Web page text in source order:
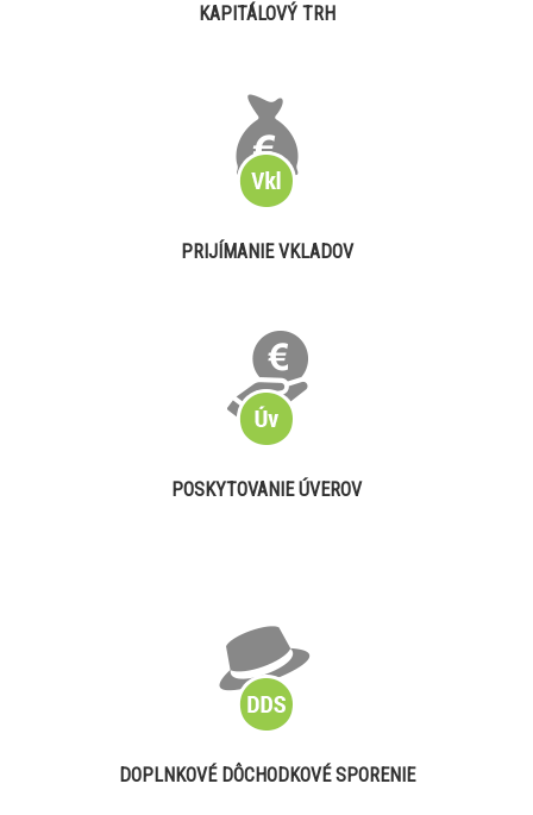
KAPITÁLOVÝ TRH
PRIJÍMANIE VKLADOV
POSKYTOVANIE ÚVEROV
DOPLNKOVÉ DÔCHODKOVÉ SPORENIE